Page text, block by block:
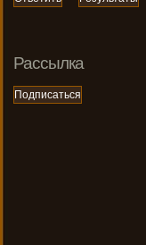
Рассылка